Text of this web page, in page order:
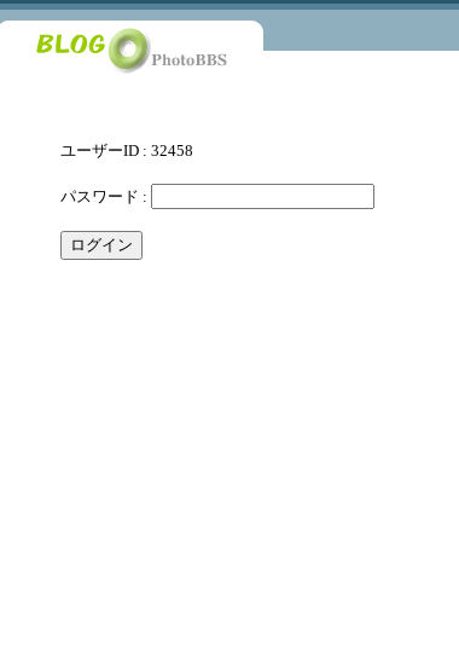
ユーザーID : 32458
パスワード :